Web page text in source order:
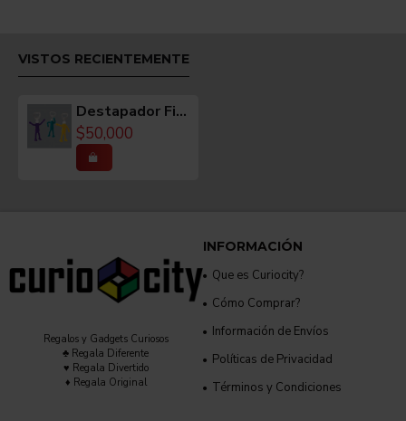
VISTOS RECIENTEMENTE
Destapador Figura Flexible
$50,000
Regalos y Gadgets Curiosos
♣ Regala Diferente
♥ Regala Divertido
♦ Regala Original
INFORMACIÓN
Que es Curiocity?
Cómo Comprar?
Información de Envíos
Políticas de Privacidad
Términos y Condiciones